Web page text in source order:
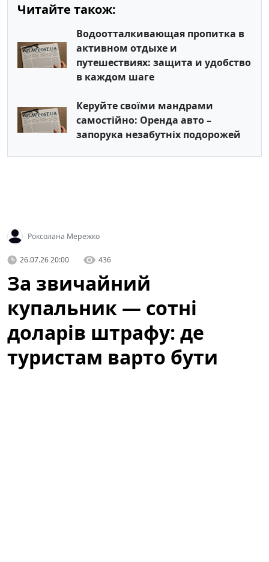
Читайте також:
Водоотталкивающая пропитка в
активном отдыхе и
путешествиях: защита и удобство
в каждом шаге
Керуйте своїми мандрами
самостійно: Оренда авто –
запорука незабутніх подорожей
Роксолана Мережко
26.07.26 20:00 436
За звичайний
купальник — сотні
доларів штрафу: де
туристам варто бути